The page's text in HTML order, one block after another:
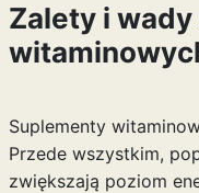
Zalety i
Suplementy
Przede wszystkim,
zwiększają poziom